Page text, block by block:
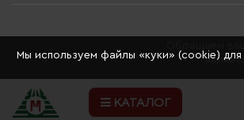
Мы используем файлы «куки» (cookie)
КАТАЛОГ